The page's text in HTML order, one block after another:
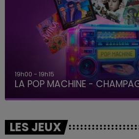
19h00 - 19h15
LA POP MACHINE -
LES JEUX